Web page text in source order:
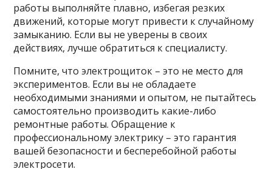
работы выполняйте плавно, избегая резких
движений, которые могут привести к случайному
замыканию. Если вы не уверены в своих
действиях, лучше обратиться к специалисту.
Помните, что электрощиток – это не место для
экспериментов. Если вы не обладаете
необходимыми знаниями и опытом, не пытайтесь
самостоятельно производить какие-либо
ремонтные работы. Обращение к
профессиональному электрику – это гарантия
вашей безопасности и бесперебойной работы
электросети.